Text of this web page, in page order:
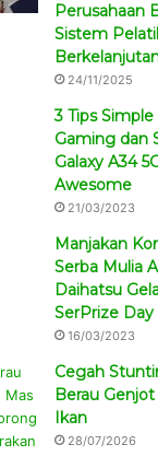
Perusahaan
Sistem
24/11/2025
3 Tips
Gaming dan
Galaxy A34
Awesome
21/03/2023
Manjakan
Serba Mulia
Daihatsu
SerPrize Day
16/03/2023
Cegah
Berau
Ikan
28/07/2026